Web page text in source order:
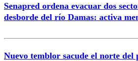
Correo
Senapred ordena evacuar dos
desborde del río Damas: activa
Nuevo temblor sacude el norte del